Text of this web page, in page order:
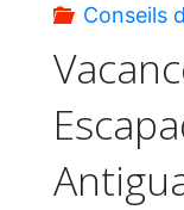
Conseils